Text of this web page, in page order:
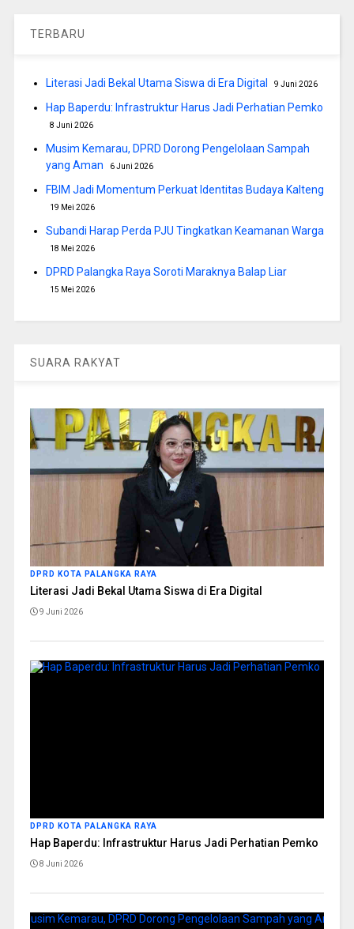
TERBARU
Literasi Jadi Bekal Utama Siswa di Era Digital 9 Juni 2026
Hap Baperdu: Infrastruktur Harus Jadi Perhatian Pemko
8 Juni 2026
Musim Kemarau, DPRD Dorong Pengelolaan Sampah
yang Aman
6 Juni 2026
FBIM Jadi Momentum Perkuat Identitas Budaya Kalteng
19 Mei 2026
Subandi Harap Perda PJU Tingkatkan Keamanan Warga
18 Mei 2026
DPRD Palangka Raya Soroti Maraknya Balap Liar
15 Mei 2026
SUARA RAKYAT
DPRD KOTA PALANGKA RAYA
Literasi Jadi Bekal Utama Siswa di Era Digital
9 Juni 2026
DPRD KOTA PALANGKA RAYA
Hap Baperdu: Infrastruktur Harus Jadi Perhatian Pemko
8 Juni 2026